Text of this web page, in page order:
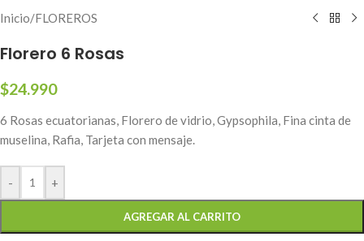
Inicio/FLOREROS
Florero 6 Rosas
$24.990
6 Rosas ecuatorianas, Florero de vidrio, Gypsophila, Fina cinta de
muselina, Rafia, Tarjeta con mensaje.
- +
AGREGAR AL CARRITO